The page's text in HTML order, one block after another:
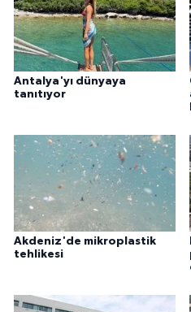
Antalya'yı dünyaya
tanıtıyor
Akdeniz'de mikroplastik
tehlikesi